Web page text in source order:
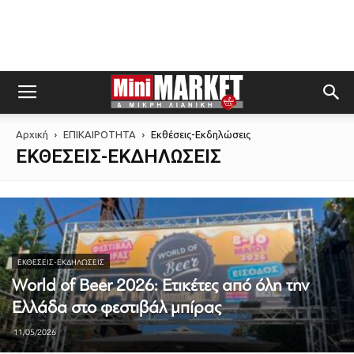
Αρχική ΕΠΙΚΑΙΡΟΤΗΤΑ Εκθέσεις-Εκδηλώσεις
ΕΚΘΈΣΕΙΣ-ΕΚΔΗΛΏΣΕΙΣ
ΕΚΘΈΣΕΙΣ-ΕΚΔΗΛΏΣΕΙΣ
World of Beer 2026: Ετικέτες από όλη την
Ελλάδα στο φεστιβάλ μπίρας
11/05/2026